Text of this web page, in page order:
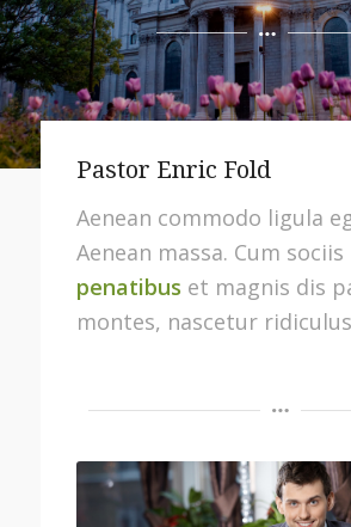
Pastor Enric Fold
Aenean commodo ligula
Aenean massa. Cum
penatibus et magnis dis
montes, nascetur